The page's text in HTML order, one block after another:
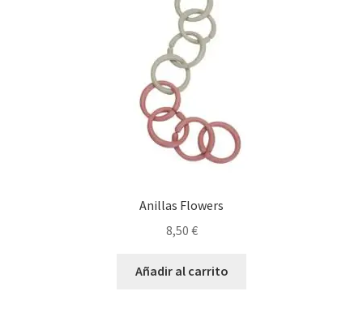
Anillas Flowers
8,50 €
Añadir al carrito